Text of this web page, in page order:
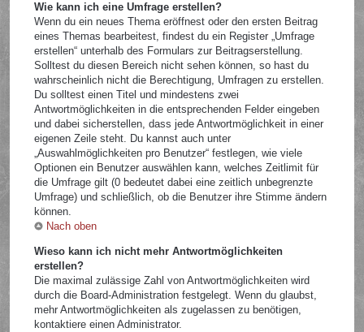
Wie kann ich eine Umfrage erstellen?
Wenn du ein neues Thema eröffnest oder den ersten Beitrag
eines Themas bearbeitest, findest du ein Register „Umfrage
erstellen“ unterhalb des Formulars zur Beitragserstellung.
Solltest du diesen Bereich nicht sehen können, so hast du
wahrscheinlich nicht die Berechtigung, Umfragen zu erstellen.
Du solltest einen Titel und mindestens zwei
Antwortmöglichkeiten in die entsprechenden Felder eingeben
und dabei sicherstellen, dass jede Antwortmöglichkeit in einer
eigenen Zeile steht. Du kannst auch unter
„Auswahlmöglichkeiten pro Benutzer“ festlegen, wie viele
Optionen ein Benutzer auswählen kann, welches Zeitlimit für
die Umfrage gilt (0 bedeutet dabei eine zeitlich unbegrenzte
Umfrage) und schließlich, ob die Benutzer ihre Stimme ändern
können.
Nach oben
Wieso kann ich nicht mehr Antwortmöglichkeiten
erstellen?
Die maximal zulässige Zahl von Antwortmöglichkeiten wird
durch die Board-Administration festgelegt. Wenn du glaubst,
mehr Antwortmöglichkeiten als zugelassen zu benötigen,
kontaktiere einen Administrator.